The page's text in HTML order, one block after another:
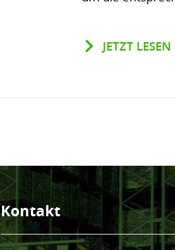
JETZT LESEN
Kontakt